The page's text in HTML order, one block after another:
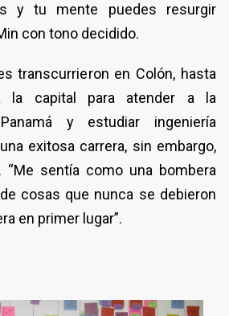
y tu mente puedes resurgir
con tono decidido.
transcurrieron en Colón, hasta
capital para atender a la
y estudiar ingeniería
exitosa carrera, sin embargo,
“Me sentía como una bombera
cosas que nunca se debieron
en primer lugar”.